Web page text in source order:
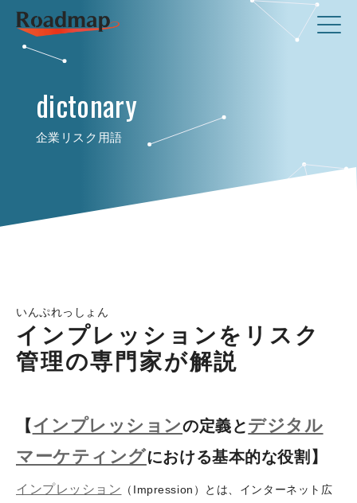
dictonary
企業リスク用語
いんぷれっしょん
インプレッションをリスク
管理の専門家が解説
【 インプレッションの定義とデジタル
マーケティングにおける基本的な役割】
インプレッション （Impression）とは、インターネット広